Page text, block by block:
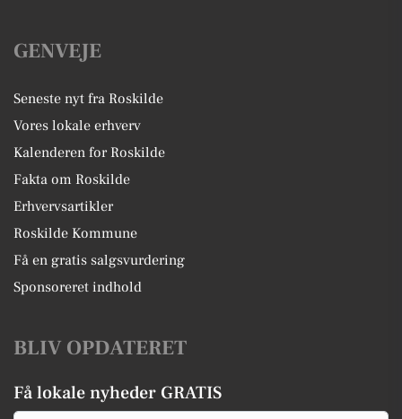
GENVEJE
Seneste nyt fra Roskilde
Vores lokale erhverv
Kalenderen for Roskilde
Fakta om Roskilde
Erhvervsartikler
Roskilde Kommune
Få en gratis salgsvurdering
Sponsoreret indhold
BLIV OPDATERET
Få lokale nyheder GRATIS